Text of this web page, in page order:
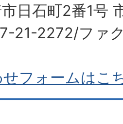
日石町2番1号
21-2272/ファ
フォームはこ